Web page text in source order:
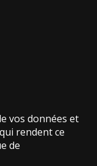
vos données et
rendent ce
de